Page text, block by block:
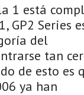
1 está
GP2 Series
del
tan
de esto es
ya han